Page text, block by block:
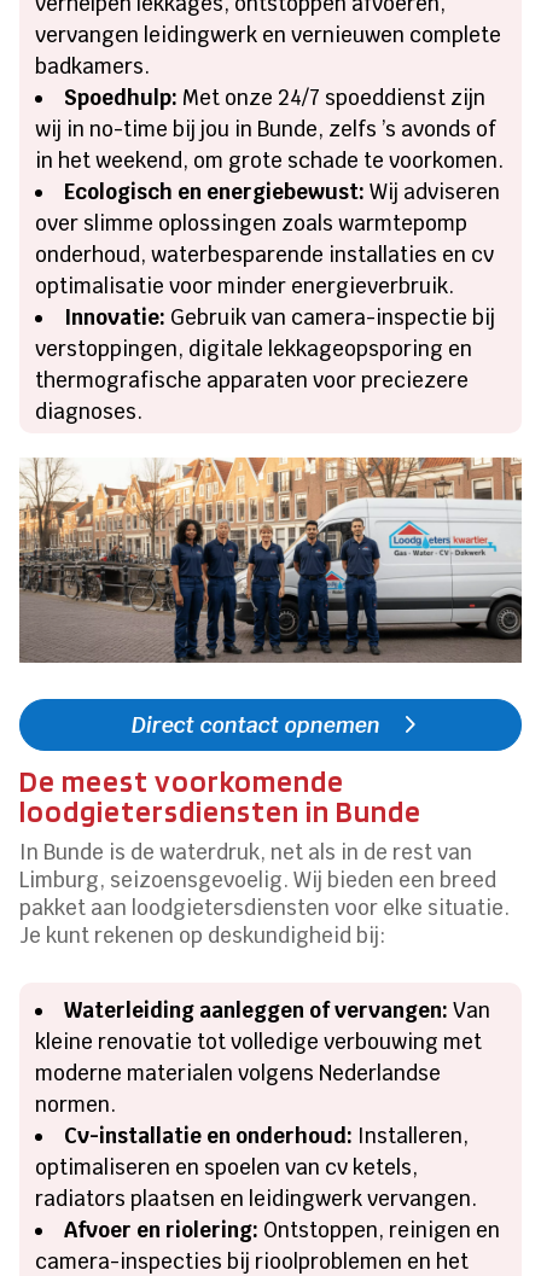
vervangen leidingwerk en vernieuwen complete
badkamers.
Spoedhulp: Met onze 24/7 spoeddienst zijn
wij in no-time bij jou in Bunde, zelfs ’s avonds of
in het weekend, om grote schade te voorkomen.
Ecologisch en energiebewust: Wij adviseren
over slimme oplossingen zoals warmtepomp
onderhoud, waterbesparende installaties en cv
optimalisatie voor minder energieverbruik.
Innovatie: Gebruik van camera-inspectie bij
verstoppingen, digitale lekkageopsporing en
thermografische apparaten voor preciezere
diagnoses.
Direct contact opnemen
De meest voorkomende
loodgietersdiensten in Bunde
In Bunde is de waterdruk, net als in de rest van
Limburg, seizoensgevoelig. Wij bieden een breed
pakket aan loodgietersdiensten voor elke situatie.
Je kunt rekenen op deskundigheid bij:
Waterleiding aanleggen of vervangen: Van
kleine renovatie tot volledige verbouwing met
moderne materialen volgens Nederlandse
normen.
Cv-installatie en onderhoud: Installeren,
optimaliseren en spoelen van cv ketels,
radiators plaatsen en leidingwerk vervangen.
Afvoer en riolering: Ontstoppen, reinigen en
camera-inspecties bij rioolproblemen en het